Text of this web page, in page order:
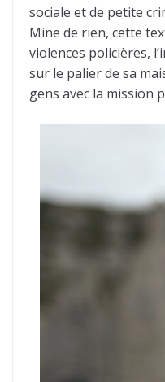
sociale et de petite
Mine de rien, cette
violences policières,
sur le palier de sa
gens avec la mission